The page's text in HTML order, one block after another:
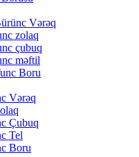
Vərəq
zolaq
çubuq
məftil
Boru
Vərəq
Çubuq
Tel
Boru